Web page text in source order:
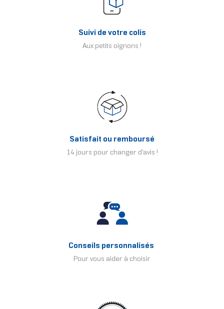
Suivi de votre colis
Aux petits oignons !
Satisfait ou remboursé
14 jours pour changer d'avis !
Conseils personnalisés
Pour vous aider à choisir